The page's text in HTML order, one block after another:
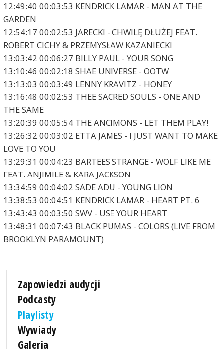
12:49:40 00:03:53 KENDRICK LAMAR - MAN AT THE
GARDEN
12:54:17 00:02:53 JARECKI - CHWILĘ DŁUŻEJ FEAT.
ROBERT CICHY & PRZEMYSŁAW KAZANIECKI
13:03:42 00:06:27 BILLY PAUL - YOUR SONG
13:10:46 00:02:18 SHAE UNIVERSE - OOTW
13:13:03 00:03:49 LENNY KRAVITZ - HONEY
13:16:48 00:02:53 THEE SACRED SOULS - ONE AND
THE SAME
13:20:39 00:05:54 THE ANCIMONS - LET THEM PLAY!
13:26:32 00:03:02 ETTA JAMES - I JUST WANT TO MAKE
LOVE TO YOU
13:29:31 00:04:23 BARTEES STRANGE - WOLF LIKE ME
FEAT. ANJIMILE & KARA JACKSON
13:34:59 00:04:02 SADE ADU - YOUNG LION
13:38:53 00:04:51 KENDRICK LAMAR - HEART PT. 6
13:43:43 00:03:50 SWV - USE YOUR HEART
13:48:31 00:07:43 BLACK PUMAS - COLORS (LIVE FROM
BROOKLYN PARAMOUNT)
Zapowiedzi audycji
Podcasty
Playlisty
Wywiady
Galeria